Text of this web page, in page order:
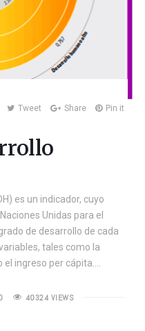
Tweet Share Pin it
es un indicador, cuyo
Unidas para el
de desarrollo de cada
tales como la
ingreso per cápita.…
40324 VIEWS